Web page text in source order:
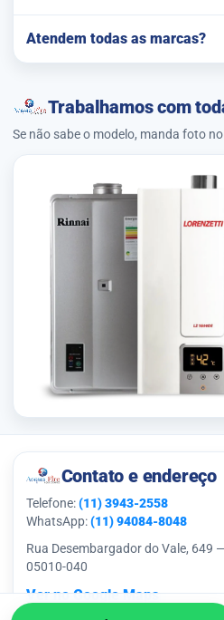
Atendem todas as marcas?
Trabalhamos com
Se não sabe o modelo, manda foto
Contato e endereço
Telefone:(11) 3943-2558
WhatsApp:(11) 94084-8048
Rua Desembargador do Vale, 649
05010-040
Ver no Google Maps